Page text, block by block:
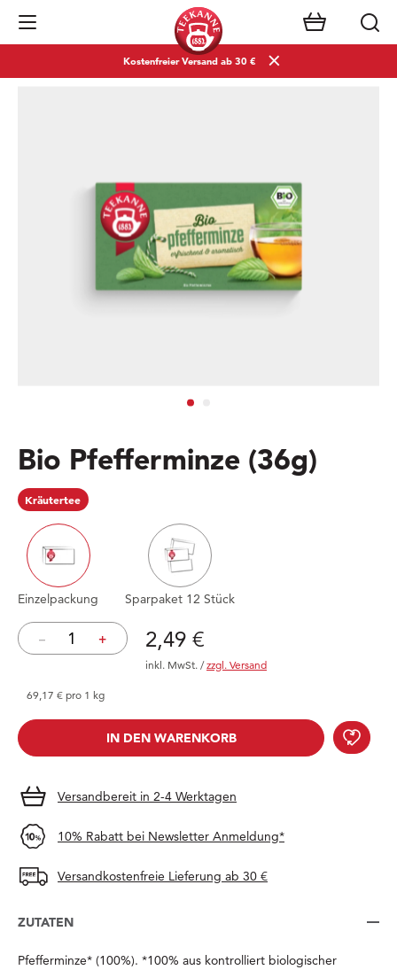
Navigation öffnen
Kostenfreier Versand ab 30 €
Bio Pfefferminze (36g)
Kräutertee
Einzelpackung Sparpaket 12 Stück
– + Preis: 2,49 €
2,49 €
inkl. MwSt. /zzgl. Versand
69,17 € pro 1 kg
IN DEN WARENKORB
Bio
Versandbereit in 2-4 Werktagen
10% Rabatt bei Newsletter Anmeldung*
Versandkostenfreie Lieferung ab 30 €
ZUTATEN
Pfefferminze* (100%). *100% aus kontrolliert biologischer